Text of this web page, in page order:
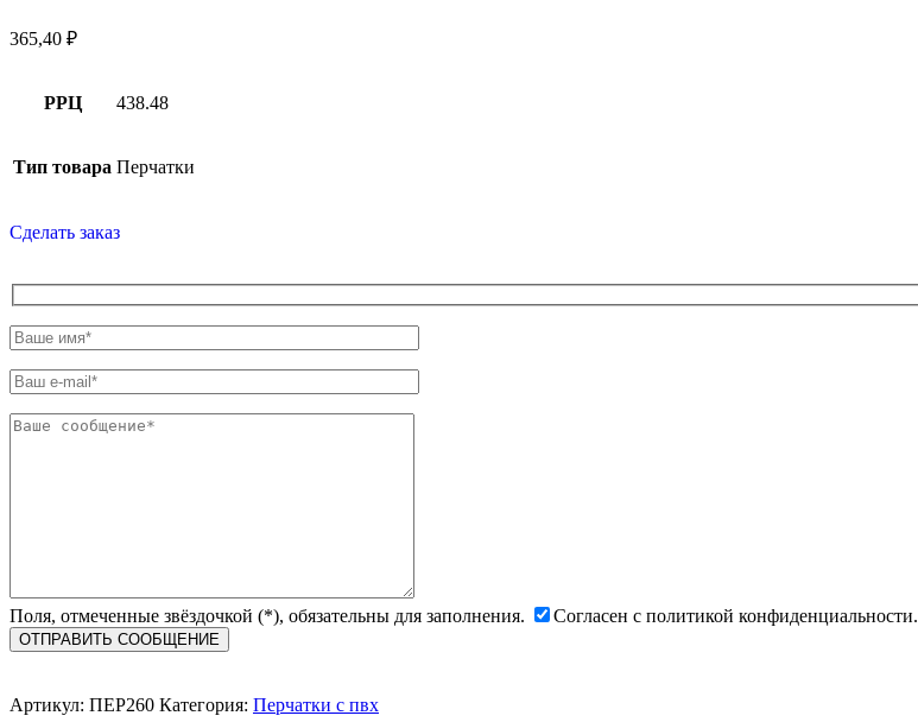
365,40 ₽
РРЦ 438.48
Тип товара Перчатки
Сделать заказ
Поля, отмеченные звёздочкой (*), обязательны для заполнения. Согласен с политикой конфиденциальности.
Артикул: ПЕР260 Категория: Перчатки с пвх